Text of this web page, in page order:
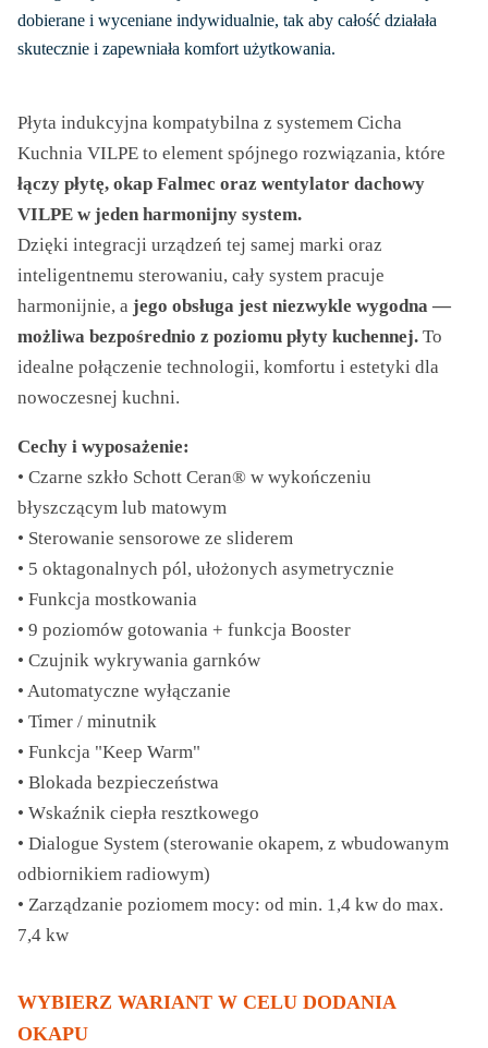
4
195,53 zł
dobierane i wyceniane indywidualnie, tak aby całość działała
skutecznie i zapewniała komfort użytkowania.
Płyta indukcyjna kompatybilna z systemem Cicha
Kuchnia VILPE to element spójnego rozwiązania, które
łączy płytę, okap Falmec oraz wentylator dachowy
VILPE w jeden harmonijny system.
Dzięki integracji urządzeń tej samej marki oraz
inteligentnemu sterowaniu, cały system pracuje
harmonijnie, a jego obsługa jest niezwykle wygodna —
możliwa bezpośrednio z poziomu płyty kuchennej. To
idealne połączenie technologii, komfortu i estetyki dla
nowoczesnej kuchni.
Cechy i wyposażenie:
• Czarne szkło Schott Ceran® w wykończeniu
błyszczącym lub matowym
• Sterowanie sensorowe ze sliderem
• 5 oktagonalnych pól, ułożonych asymetrycznie
• Funkcja mostkowania
• 9 poziomów gotowania + funkcja Booster
• Czujnik wykrywania garnków
• Automatyczne wyłączanie
• Timer / minutnik
• Funkcja "Keep Warm"
• Blokada bezpieczeństwa
• Wskaźnik ciepła resztkowego
• Dialogue System (sterowanie okapem, z wbudowanym
odbiornikiem radiowym)
• Zarządzanie poziomem mocy: od min. 1,4 kw do max.
7,4 kw
WYBIERZ WARIANT W CELU DODANIA
OKAPU